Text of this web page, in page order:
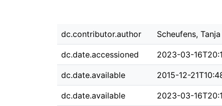
dc.contributor.author Scheufens, Tanja
dc.date.accessioned 2023-03-
dc.date.available 2015-12-
dc.date.available 2023-03-